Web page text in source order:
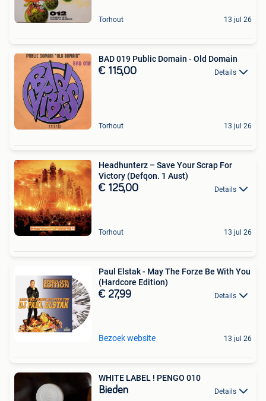
Torhout 13 jul 26
BAD 019 Public Domain - Old Domain
€ 115,00 Details
Torhout 13 jul 26
Headhunterz ‎– Save Your Scrap For
Victory (Defqon. 1 Aust)
€ 125,00 Details
Torhout 13 jul 26
Paul Elstak - May The Forze Be With You
(Hardcore Edition)
€ 27,99 Details
Bezoek website 13 jul 26
WHITE LABEL ! PENGO 010
Bieden Details